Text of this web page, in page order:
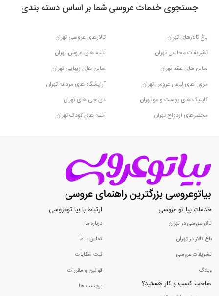
جستجوی خدمات عروسی شما بر اساس دسته بندی
باغ تالارهای تهران
تالارهای عروسی تهران
تشریفات مجالس تهران
آتلیه های عروس تهران
سالن های عقد تهران
سالن های زیبایی تهران
مزون های لباس عروس تهران
آرایشگاه های مردانه تهران
کلینیک های پوست و مو تهران
دی جی های تهران
محضرهای ازدواج تهران
آتلیه های کودک تهران
خدمات بیا تو عروسی
تالار عروسی در تهران
باغ تالار در تهران
تشریفات عروسی
وبلاگ
صاحب کسب و کار هستید؟
ارتباط با بیا توعروسی
درباره ما
تماس با ما
ثبت شکایات
قوانین و مقررات
برچسب ها